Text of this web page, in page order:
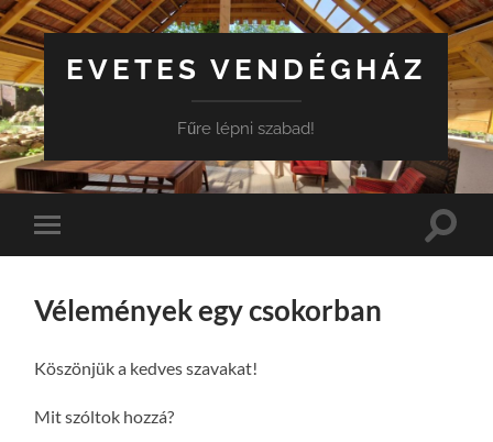
EVETES VENDÉGHÁZ
Fűre lépni szabad!
Toggle
mobile
Toggle
Vélemények egy csokorban
Köszönjük a kedves szavakat!
Mit szóltok hozzá?